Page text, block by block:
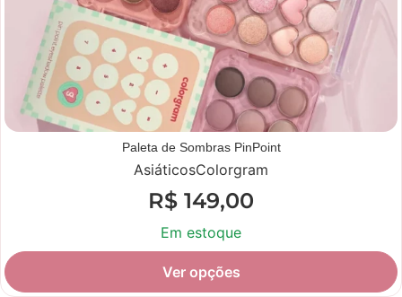
Paleta de Sombras PinPoint
AsiáticosColorgram
R$ 149,00
Em estoque
Ver opções